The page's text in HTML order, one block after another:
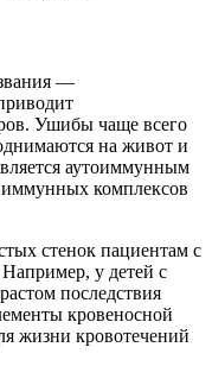
—
Ушибы чаще всего
на живот и
аутоиммунным
комплексов
стенок пациентам с
у детей с
последствия
кровеносной
жизни кровотечений